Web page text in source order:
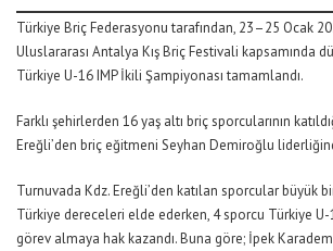
Türkiye Briç Federasyonu tarafından, 23–25 Ocak
Uluslararası Antalya Kış Briç Festivali kapsamında
Türkiye U-16 IMP İkili Şampiyonası tamamlandı.
Farklı şehirlerden 16 yaş altı briç sporcularının
Ereğli’den briç eğitmeni Seyhan Demiroğlu
Turnuvada Kdz. Ereğli’den katılan sporcular büyük
Türkiye dereceleri elde ederken, 4 sporcu Türkiye U-
görev almaya hak kazandı. Buna göre; İpek